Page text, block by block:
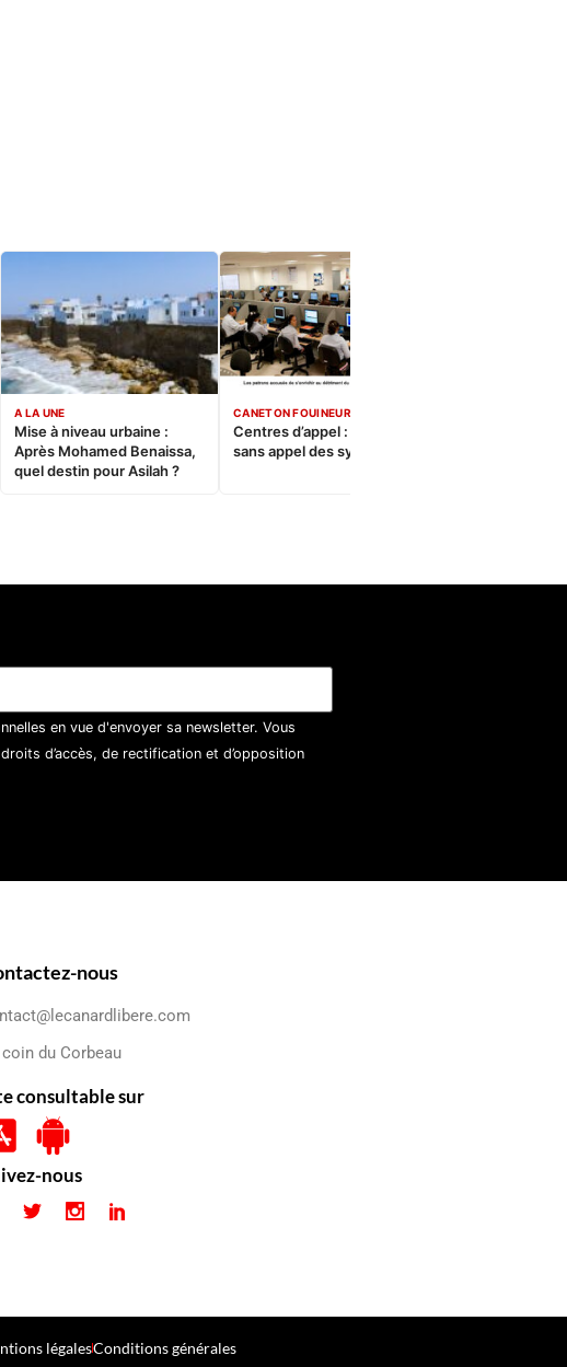
A LA UNE
Mise à niveau urbaine :
Après Mohamed Benaissa,
quel destin pour Asilah ?
CANETON FOUINEUR
Centres d’appel : Le constat
sans appel des syndicats
en vue d'envoyer sa newsletter. Vous
d’accès, de rectification et d’opposition
nous
coin du Corbeau
consultable sur
nous
légalesConditions générales